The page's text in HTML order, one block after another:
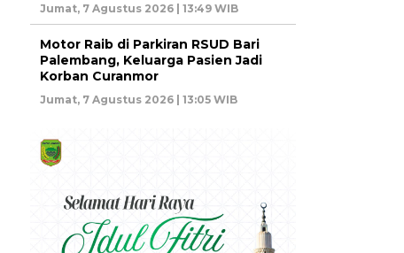
Jumat, 7 Agustus 2026 | 13:49 WIB
Motor Raib di Parkiran RSUD Bari
Palembang, Keluarga Pasien Jadi
Korban Curanmor
Jumat, 7 Agustus 2026 | 13:05 WIB